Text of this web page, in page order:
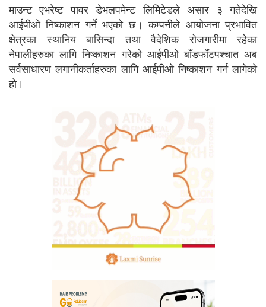
माउन्ट एभरेष्ट पावर डेभलपमेन्ट लिमिटेडले असार ३ गतेदेखि
आईपीओ निष्काशन गर्ने भएको छ। कम्पनीले आयोजना प्रभावित
क्षेत्रका स्थानिय बासिन्दा तथा वैदेशिक रोजगारीमा रहेका
नेपालीहरुका लागि निष्काशन गरेको आईपीओ बाँडफाँटपश्चात अब
सर्वसाधारण लगानीकर्ताहरुका लागि आईपीओ निष्काशन गर्न लागेको
हो।